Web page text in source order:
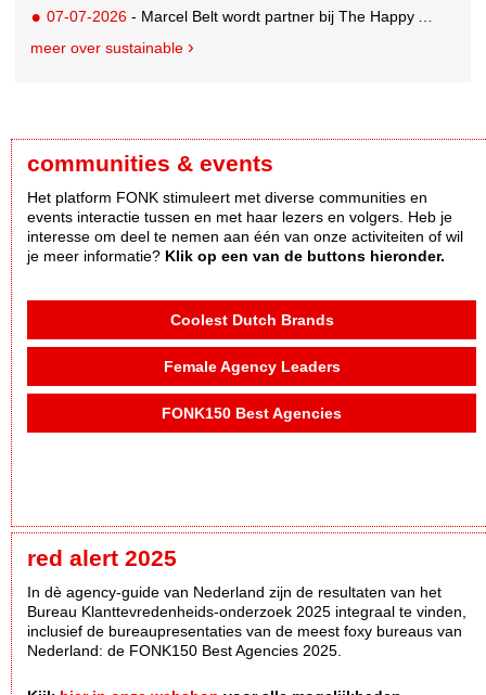
07-07-2026 - Marcel Belt wordt partner bij The Happy Activist
meer over sustainable
communities & events
Het platform FONK stimuleert met diverse communities en
events interactie tussen en met haar lezers en volgers. Heb je
interesse om deel te nemen aan één van onze activiteiten of wil
je meer informatie? Klik op een van de buttons hieronder.
Coolest Dutch Brands
Female Agency Leaders
FONK150 Best Agencies
red alert 2025
In dè agency-guide van Nederland zijn de resultaten van het
Bureau Klanttevredenheids-onderzoek 2025 integraal te vinden,
inclusief de bureaupresentaties van de meest foxy bureaus van
Nederland: de FONK150 Best Agencies 2025.